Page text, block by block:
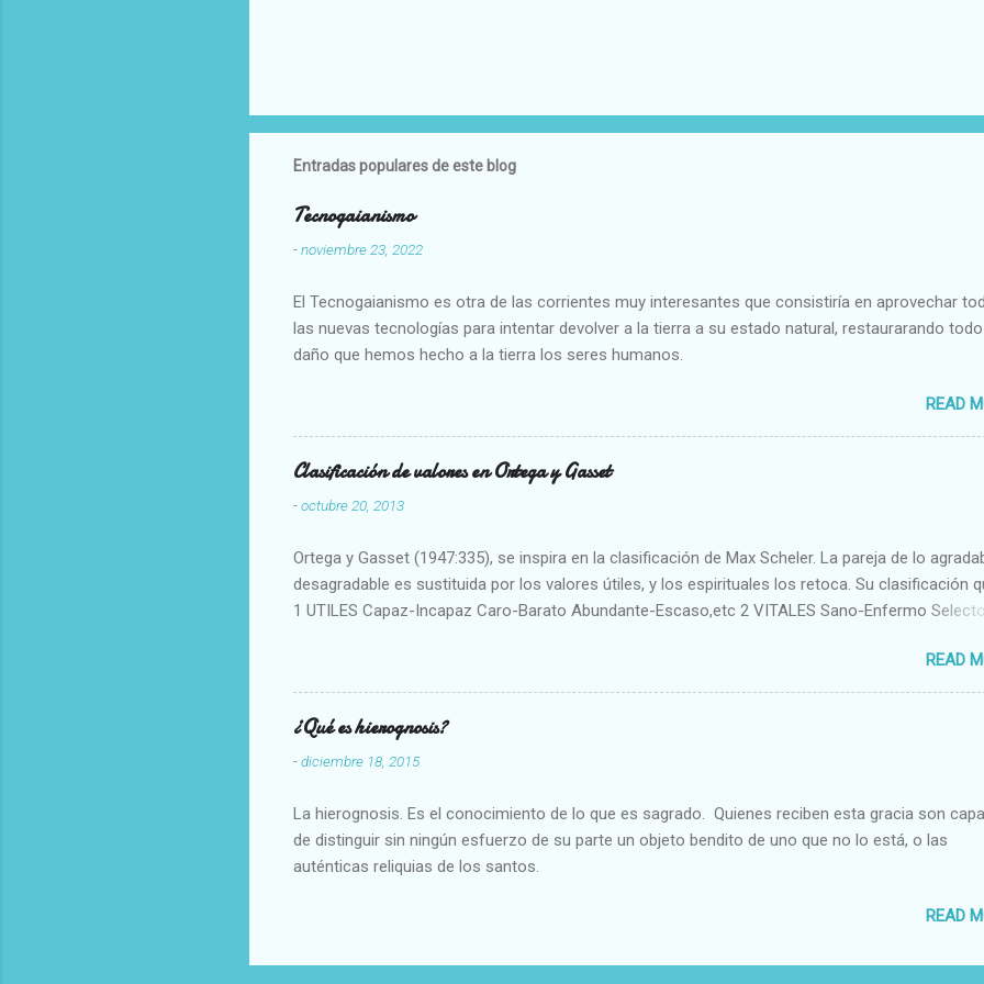
Entradas populares de este blog
Tecnogaianismo
-noviembre 23, 2022
El Tecnogaianismo es otra de las corrientes muy interesantes que consistiría en aprovechar
las nuevas tecnologías para intentar devolver a la tierra a su estado natural, restaurarando
daño que hemos hecho a la tierra los seres humanos.
READ
Clasificación de valores en Ortega y Gasset
-octubre 20, 2013
Ortega y Gasset (1947:335), se inspira en la clasificación de Max Scheler. La pareja de lo
desagradable es sustituida por los valores útiles, y los espirituales los retoca. Su clasificación
1 UTILES Capaz-Incapaz Caro-Barato Abundante-Escaso,etc 2 VITALES Sano-Enfermo
Aproximado Evidente-Probable,etc b) Morales Bueno-malo Bondadoso-malvado Justo-Injusto
Escrupuloso-Relajado Leal-Desleal,etc. d) Estéticos Bello-Feo Gracioso-Tosco Elegante-
Armonioso-Inarmonioso 4 RELIGIOSOS Santo-Pr...
READ
¿Qué es hierognosis?
-diciembre 18, 2015
La hierognosis. Es el conocimiento de lo que es sagrado. Quienes reciben esta gracia son
de distinguir sin ningún esfuerzo de su parte un objeto bendito de uno que no lo está, o las
auténticas reliquias de los santos.
READ